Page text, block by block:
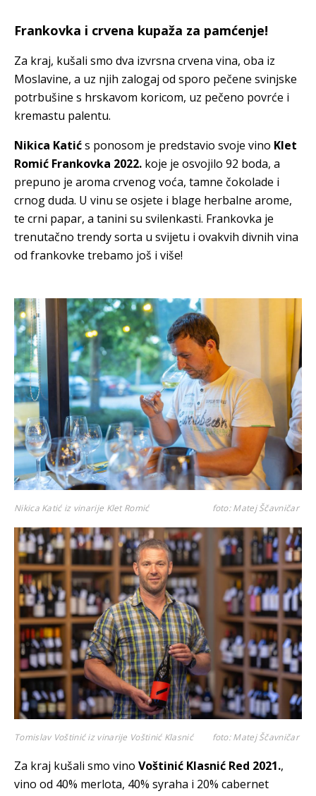
Frankovka i crvena kupaža za pamćenje!
Za kraj, kušali smo dva izvrsna crvena vina, oba iz
Moslavine, a uz njih zalogaj od sporo pečene svinjske
potrbušine s hrskavom koricom, uz pečeno povrće i
kremastu palentu.
Nikica Katićs ponosom je predstavio svoje vino Klet
Romić Frankovka 2022. koje je osvojilo 92 boda, a
prepuno je aroma crvenog voća, tamne čokolade i
crnog duda. U vinu se osjete i blage herbalne arome,
te crni papar, a tanini su svilenkasti. Frankovka je
trenutačno trendy sorta u svijetu i ovakvih divnih vina
od frankovke trebamo još i više!
Nikica Katić iz vinarije Klet Romić foto: Matej Ščavničar
Tomislav Voštinić iz vinarije Voštinić Klasnić foto: Matej Ščavničar
Za kraj kušali smo vino Voštinić Klasnić Red 2021.,
vino od 40% merlota, 40% syraha i 20% cabernet